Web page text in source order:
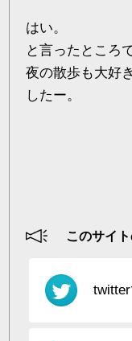
はい。
と言ったところ
夜の散歩も大好
したー。
このサイ